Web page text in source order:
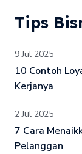
Tips
9 Jul 2025
10 Contoh
Kerjanya
2 Jul 2025
7 Cara
Pelanggan